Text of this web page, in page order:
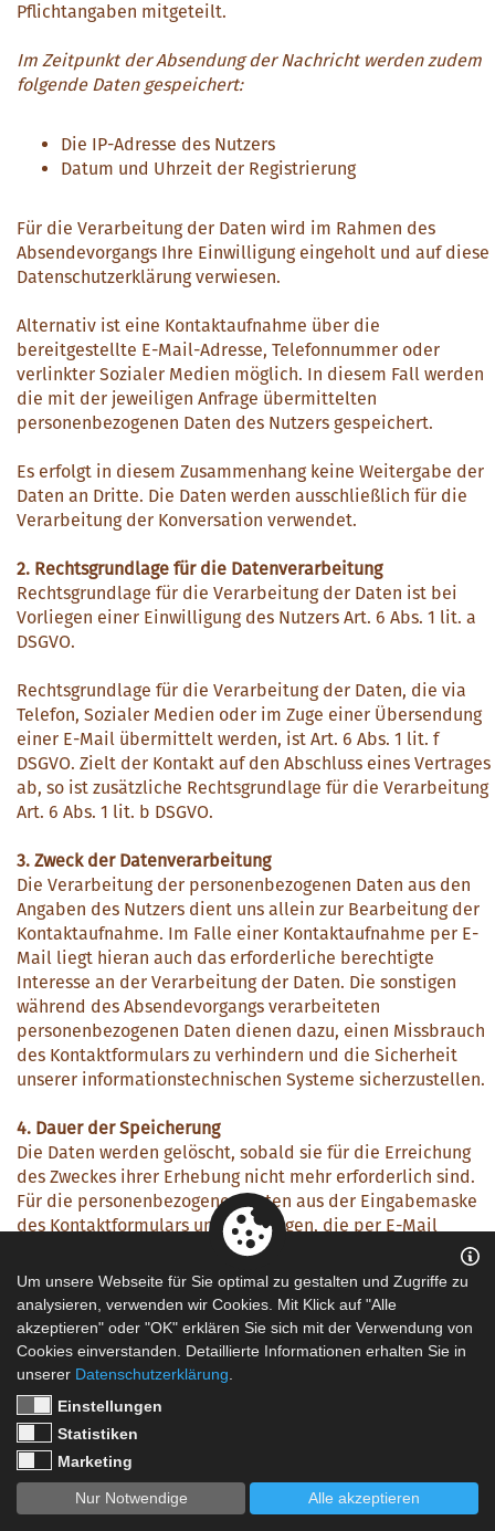
Pflichtangaben mitgeteilt.
Im Zeitpunkt der Absendung der Nachricht werden zudem
folgende Daten gespeichert:
Die IP-Adresse des Nutzers
Datum und Uhrzeit der Registrierung
Für die Verarbeitung der Daten wird im Rahmen des
Absendevorgangs Ihre Einwilligung eingeholt und auf diese
Datenschutzerklärung verwiesen.
Alternativ ist eine Kontaktaufnahme über die
bereitgestellte E-Mail-Adresse, Telefonnummer oder
verlinkter Sozialer Medien möglich. In diesem Fall werden
die mit der jeweiligen Anfrage übermittelten
personenbezogenen Daten des Nutzers gespeichert.
Es erfolgt in diesem Zusammenhang keine Weitergabe der
Daten an Dritte. Die Daten werden ausschließlich für die
Verarbeitung der Konversation verwendet.
2. Rechtsgrundlage für die Datenverarbeitung
Rechtsgrundlage für die Verarbeitung der Daten ist bei
Vorliegen einer Einwilligung des Nutzers Art. 6 Abs. 1 lit. a
DSGVO.
Rechtsgrundlage für die Verarbeitung der Daten, die via
Telefon, Sozialer Medien oder im Zuge einer Übersendung
einer E-Mail übermittelt werden, ist Art. 6 Abs. 1 lit. f
DSGVO. Zielt der Kontakt auf den Abschluss eines Vertrages
ab, so ist zusätzliche Rechtsgrundlage für die Verarbeitung
Art. 6 Abs. 1 lit. b DSGVO.
3. Zweck der Datenverarbeitung
Die Verarbeitung der personenbezogenen Daten aus den
Angaben des Nutzers dient uns allein zur Bearbeitung der
Kontaktaufnahme. Im Falle einer Kontaktaufnahme per E-
Mail liegt hieran auch das erforderliche berechtigte
Interesse an der Verarbeitung der Daten. Die sonstigen
während des Absendevorgangs verarbeiteten
personenbezogenen Daten dienen dazu, einen Missbrauch
des Kontaktformulars zu verhindern und die Sicherheit
unserer informationstechnischen Systeme sicherzustellen.
4. Dauer der Speicherung
Die Daten werden gelöscht, sobald sie für die Erreichung
des Zweckes ihrer Erhebung nicht mehr erforderlich sind.
Für die personenbezogenen Daten aus der Eingabemaske
des Kontaktformulars und diejenigen, die per E-Mail
übersandt wurden, ist dies dann der Fall, wenn die
jeweilige Konversation mit dem Nutzer beendet ist.
Beendet ist die Konversation dann, wenn sich aus den
Umständen entnehmen lässt, dass der betroffene
Sachverhalt abschließend geklärt ist.
Die während des Absendevorgangs zusätzlich erhobenen
personenbezogenen Daten werden spätestens nach einer
Frist von sieben Tagen gelöscht.
5. Widerspruchs- und Beseitigungsmöglichkeit
Der Nutzer hat jederzeit die Möglichkeit, seine Einwilligung
Um unsere Webseite für Sie optimal zu gestalten und Zugriffe zu
analysieren, verwenden wir Cookies. Mit Klick auf "Alle
akzeptieren" oder "OK" erklären Sie sich mit der Verwendung von
Cookies einverstanden. Detaillierte Informationen erhalten Sie in
unserer Datenschutzerklärung
Einstellungen
Statistiken
Marketing
Nur Notwendige Alle akzeptieren